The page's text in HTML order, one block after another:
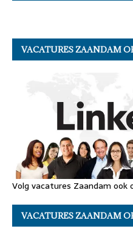
VACATURES ZAANDAM
Volg vacatures Zaandam ook
VACATURES ZAANDAM